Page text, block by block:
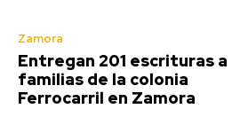
Zamora
Entregan 201 escrituras a
familias de la colonia
Ferrocarril en Zamora